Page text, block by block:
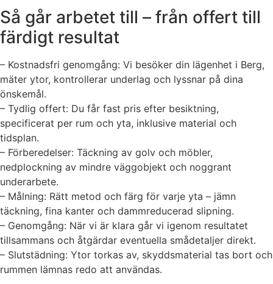
Så går arbetet till – från offert till
färdigt resultat
– Kostnadsfri genomgång: Vi besöker din lägenhet i Berg,
mäter ytor, kontrollerar underlag och lyssnar på dina
önskemål.
– Tydlig offert: Du får fast pris efter besiktning,
specificerat per rum och yta, inklusive material och
tidsplan.
– Förberedelser: Täckning av golv och möbler,
nedplockning av mindre väggobjekt och noggrant
underarbete.
– Målning: Rätt metod och färg för varje yta – jämn
täckning, fina kanter och dammreducerad slipning.
– Genomgång: När vi är klara går vi igenom resultatet
tillsammans och åtgärdar eventuella smådetaljer direkt.
– Slutstädning: Ytor torkas av, skyddsmaterial tas bort och
rummen lämnas redo att användas.